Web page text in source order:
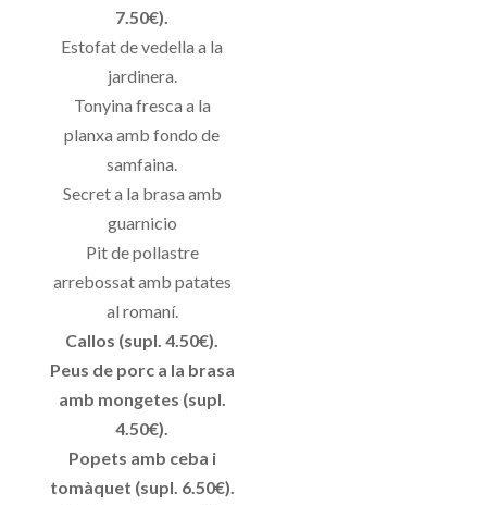
7.50€).
Estofat de vedella a la
jardinera.
Tonyina fresca a la
planxa amb fondo de
samfaina.
Secret a la brasa amb
guarnicio
Pit de pollastre
arrebossat amb patates
al romaní.
Callos (supl. 4.50€).
Peus de porc a la brasa
amb mongetes (supl.
4.50€).
Popets amb ceba i
tomàquet (supl. 6.50€).